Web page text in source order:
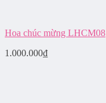
Hoa chúc mừng LHCM08
1.000.000₫